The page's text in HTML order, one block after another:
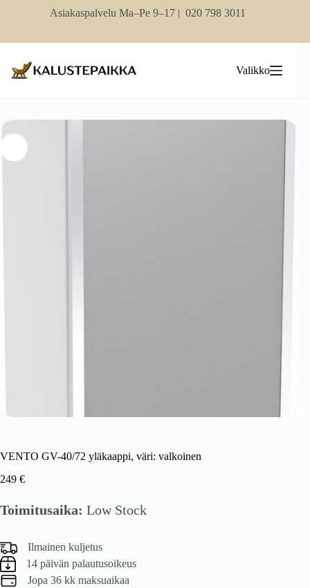
Asiakaspalvelu Ma–Pe 9–17 | 020 798 3011
Valikko
VENTO GV-40/72 yläkaappi, väri: valkoinen
249 €
Toimitusaika: Low Stock
Ilmainen kuljetus
14 päivän palautusoikeus
Jopa 36 kk maksuaikaa